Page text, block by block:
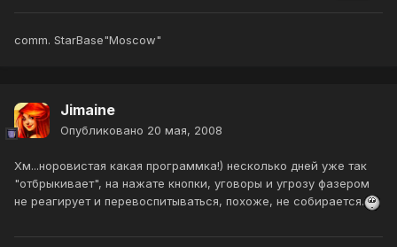
comm. StarBase"Moscow"
Jimaine
Опубликовано 20 мая, 2008
Хм...норовистая какая программка!) несколько дней уже так
"отбрыкивает", на нажате кнопки, уговоры и угрозу фазером
не реагирует и перевоспитываться, похоже, не собирается.